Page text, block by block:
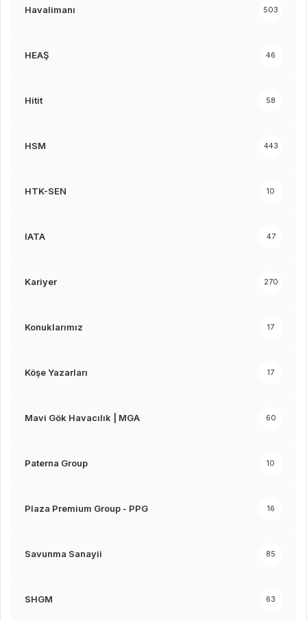
Havalimanı 503
HEAŞ 46
Hitit 58
HSM 443
HTK-SEN 10
IATA 47
Kariyer 270
Konuklarımız 17
Köşe Yazarları 17
Mavi Gök Havacılık | MGA 60
Paterna Group 10
Plaza Premium Group - PPG 16
Savunma Sanayii 85
SHGM 63